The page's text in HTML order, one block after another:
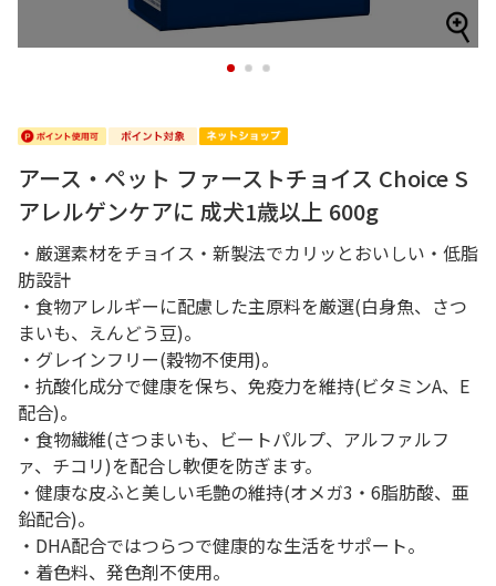
1 2 3
アース・ペット ファーストチョイス Choice S
アレルゲンケアに 成犬1歳以上 600g
・厳選素材をチョイス・新製法でカリッとおいしい・低脂
肪設計
・食物アレルギーに配慮した主原料を厳選(白身魚、さつ
まいも、えんどう豆)。
・グレインフリー(穀物不使用)。
・抗酸化成分で健康を保ち、免疫力を維持(ビタミンA、E
配合)。
・食物繊維(さつまいも、ビートパルプ、アルファルフ
ァ、チコリ)を配合し軟便を防ぎます。
・健康な皮ふと美しい毛艶の維持(オメガ3・6脂肪酸、亜
鉛配合)。
・DHA配合ではつらつで健康的な生活をサポート。
・着色料、発色剤不使用。